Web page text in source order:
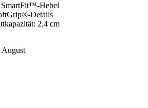
SmartFit™-Hebel
Details
2,4 cm
August